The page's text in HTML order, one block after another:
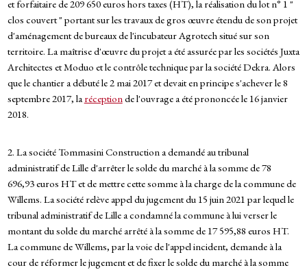
et forfaitaire de 209 650 euros hors taxes (HT), la réalisation du lot n° 1 "
clos couvert " portant sur les travaux de gros œuvre étendu de son projet
d'aménagement de bureaux de l'incubateur Agrotech situé sur son
territoire. La maîtrise d'œuvre du projet a été assurée par les sociétés Juxta
Architectes et Moduo et le contrôle technique par la société Dekra. Alors
que le chantier a débuté le 2 mai 2017 et devait en principe s'achever le 8
septembre 2017, laréceptionde l'ouvrage a été prononcée le 16 janvier
2018.
2. La société Tommasini Construction a demandé au tribunal
administratif de Lille d'arrêter le solde du marché à la somme de 78
696,93 euros HT et de mettre cette somme à la charge de la commune de
Willems. La société relève appel du jugement du 15 juin 2021 par lequel le
tribunal administratif de Lille a condamné la commune à lui verser le
montant du solde du marché arrêté à la somme de 17 595,88 euros HT.
La commune de Willems, par la voie de l'appel incident, demande à la
cour de réformer le jugement et de fixer le solde du marché à la somme